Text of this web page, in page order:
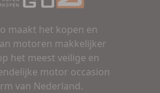
maakt het kopen en
motoren makkelijker
het meest veilige en
motor occasion
van Nederland.